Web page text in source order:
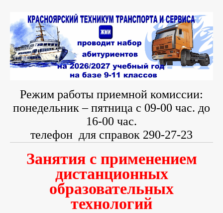
Режим работы приемной комиссии:
понедельник – пятница с 09-00 час. до
16-00 час.
телефон для справок 290-27-23
Занятия с применением
дистанционных
образовательных
технологий